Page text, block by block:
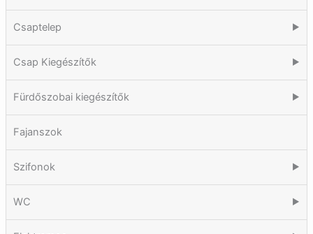
Csaptelep ▶
Csap Kiegészítők ▶
Fürdőszobai kiegészítők ▶
Fajanszok
Szifonok ▶
WC ▶